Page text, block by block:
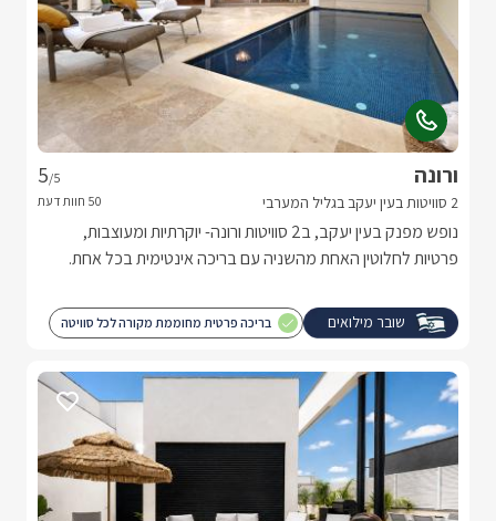
ורונה
2 סוויטות בעין יעקב בגליל המערבי
5/5
נופש מפנק בעין יעקב, ב2 סוויטות ורונה- יוקרתיות ומעוצבות,
פרטיות לחלוטין האחת מהשניה עם בריכה אינטימית בכל אחת.
שובר מילואים בריכה פרטית מחוממת מקורה לכל סוויטה